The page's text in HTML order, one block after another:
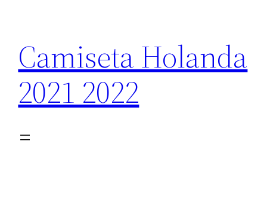
contenido
Camiseta Holanda
2021 2022